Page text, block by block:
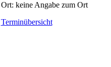
Ort: keine Angabe zum Ort
Terminübersicht